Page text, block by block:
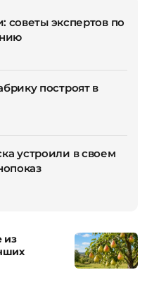
советы экспертов по
построят в
устроили в своем
из